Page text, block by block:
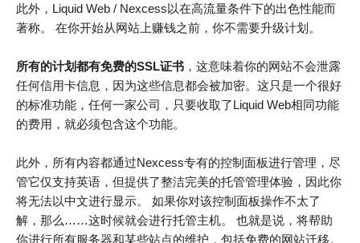
此外，Liquid Web / Nexcess以在高流量条件下的出色性能而
著称。 在你开始从网站上赚钱之前，你不需要升级计划。
所有的计划都有免费的SSL证书 ，这意味着你的网站不会泄露
任何信用卡信息，因为这些信息都会被加密。这只是一个很好
的标准功能，任何一家公司，只要收取了Liquid Web相同功能
的费用，就必须包含这个功能。
此外，所有内容都通过Nexcess专有的控制面板进行管理，尽
管它仅支持英语，但提供了整洁完美的托管管理体验，因此你
将无法以中文进行显示。 如果你对该控制面板操作不太了
解，那么……这时候就会进行托管主机。 也就是说，将帮助
你进行所有服务器和某些站点的维护，包括免费的网站迁移。